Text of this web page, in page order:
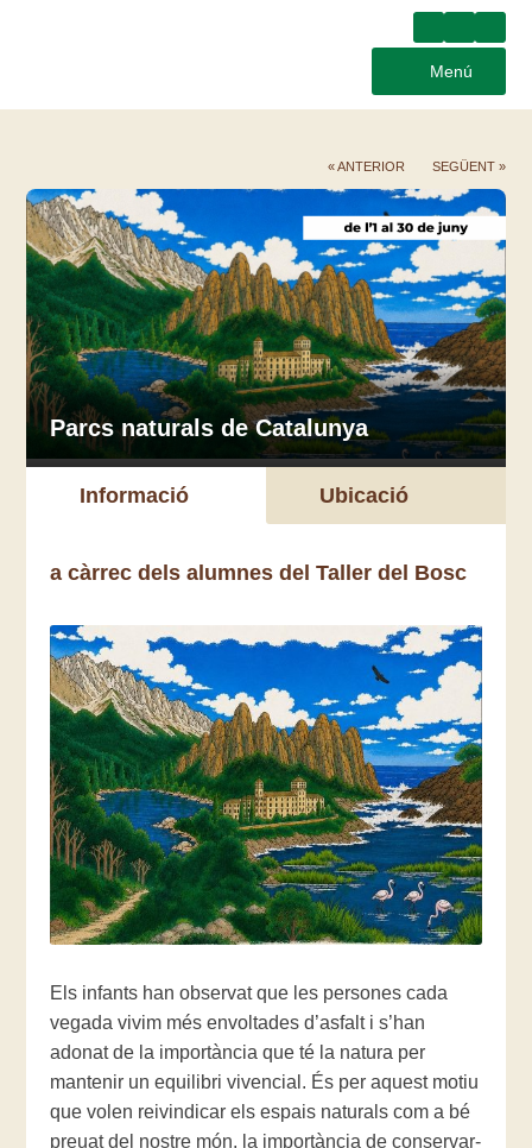
Menú
« ANTERIOR SEGÜENT »
Parcs naturals de Catalunya
Informació Ubicació
a càrrec dels alumnes del Taller del Bosc
Els infants han observat que les persones cada
vegada vivim més envoltades d’asfalt i s’han
adonat de la importància que té la natura per
mantenir un equilibri vivencial. És per aquest motiu
que volen reivindicar els espais naturals com a bé
preuat del nostre món, la importància de conservar-